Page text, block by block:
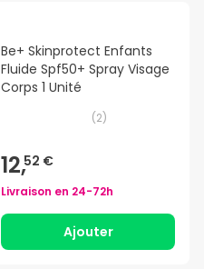
Be+ Skinprotect Enfants
Fluide Spf50+ Spray Visage
Corps 1 Unité
(2)
12,52 €
Livraison en 24-72h
Ajouter